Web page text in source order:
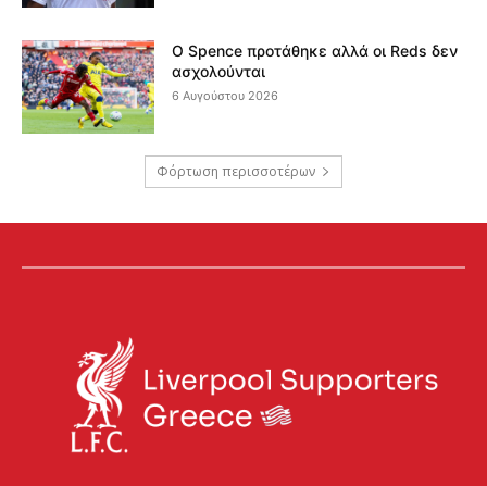
Ο Spence προτάθηκε αλλά οι Reds δεν
ασχολούνται
6 Αυγούστου 2026
Φόρτωση περισσοτέρων